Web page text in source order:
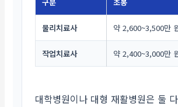
물리치료사 약 2,600~3,500만
작업치료사 약 2,400~3,000만
대학병원이나 대형 재활병원은 둘